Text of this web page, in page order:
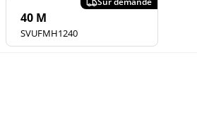
40 M
SVUFMH1240